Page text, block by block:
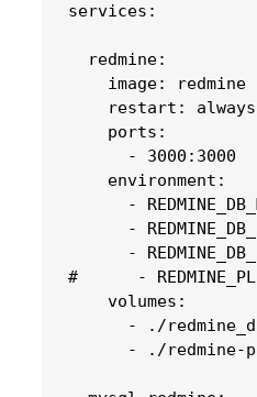
services:
  redmine:
    image: redmine
    restart: always
    ports:
      - 3000:3000
    environment:
-
-
-
#      -
    volumes:
- ./
- ./redmine-